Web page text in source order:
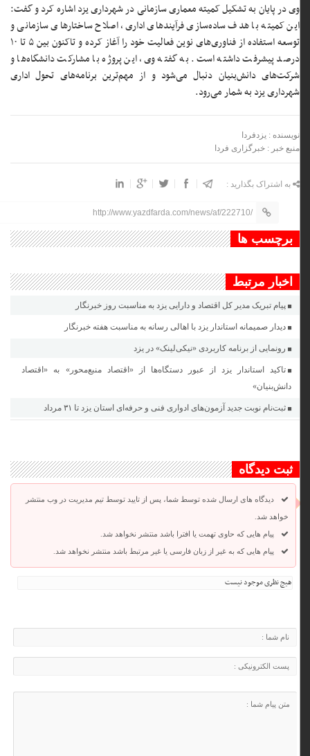
وی در پایان به تشکیل کمیته معماری سازمانی در شهرداری یزد اشاره کرد و گفت:
این کمیته با هدف ساده‌سازی فرآیندهای اداری، اصلاح ساختارهای سازمانی و
توسعه استفاده از فناوری‌های نوین فعالیت خود را آغاز کرده و تاکنون بین ۵ تا ۱۰
درصد پیشرفت داشته است. به گفته وی، این پروژه با مشارکت دانشگاه‌ها و
شرکت‌های دانش‌بنیان دنبال می‌شود و از مهم‌ترین برنامه‌های تحول اداری
شهرداری یزد به شمار می‌رود.
نویسنده : یزدفردا
منبع خبر : خبرگزاری فردا
به اشتراک بگذارید :
http://www.yazdfarda.com/news/af/222710/
برچسب ها
اخبار مرتبط
پیام تبریک مدیر کل اقتصاد و دارایی یزد به مناسبت روز خبرنگار
دیدار صمیمانه استاندار یزد با اهالی رسانه به مناسبت هفته خبرنگار
رونمایی از برنامه کاربردی «نیکی‌لینک» در یزد
تاکید استاندار یزد از عبور دستگاه‌ها از «اقتصاد منبع‌محور» به «اقتصاد
دانش‌بنیان»
ثبت‌نام نوبت جدید آزمون‌های ادواری فنی و حرفه‌ای استان یزد تا ٣١ مرداد
ثبت دیدگاه
دیدگاه های ارسال شده توسط شما، پس از تایید توسط تیم مدیریت در وب منتشر
خواهد شد.
پیام هایی که حاوی تهمت یا افترا باشد منتشر نخواهد شد.
پیام هایی که به غیر از زبان فارسی یا غیر مرتبط باشد منتشر نخواهد شد.
هیچ نظری موجود نیست